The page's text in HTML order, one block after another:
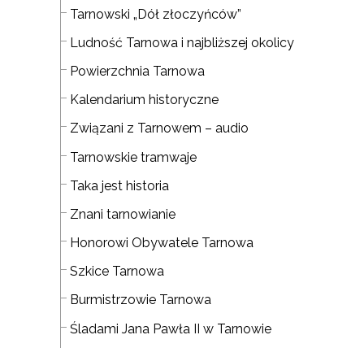
Tarnowski „Dół złoczyńców”
Ludność Tarnowa i najbliższej okolicy
Powierzchnia Tarnowa
Kalendarium historyczne
Związani z Tarnowem – audio
Tarnowskie tramwaje
Taka jest historia
Znani tarnowianie
Honorowi Obywatele Tarnowa
Szkice Tarnowa
Burmistrzowie Tarnowa
Śladami Jana Pawła II w Tarnowie